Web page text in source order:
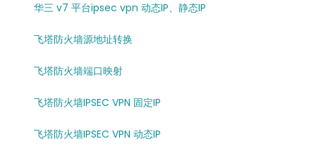
华三 v7 平台ipsec vpn 动态IP、静态IP
飞塔防火墙源地址转换
飞塔防火墙端口映射
飞塔防火墙IPSEC VPN 固定IP
飞塔防火墙IPSEC VPN 动态IP